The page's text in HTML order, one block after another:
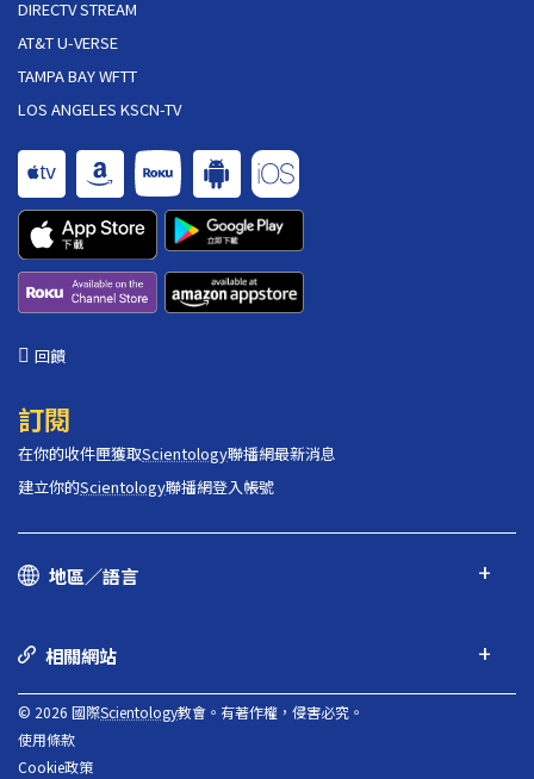
DIRECTV STREAM
AT&T U-VERSE
TAMPA BAY WFTT
LOS ANGELES KSCN-TV
回饋
訂閱
在你的收件匣獲取Scientology聯播網最新消息
建立你的Scientology聯播網登入帳號
地區／語言
相關網站
© 2026 國際Scientology教會。有著作權，侵害必究。
使用條款
Cookie政策